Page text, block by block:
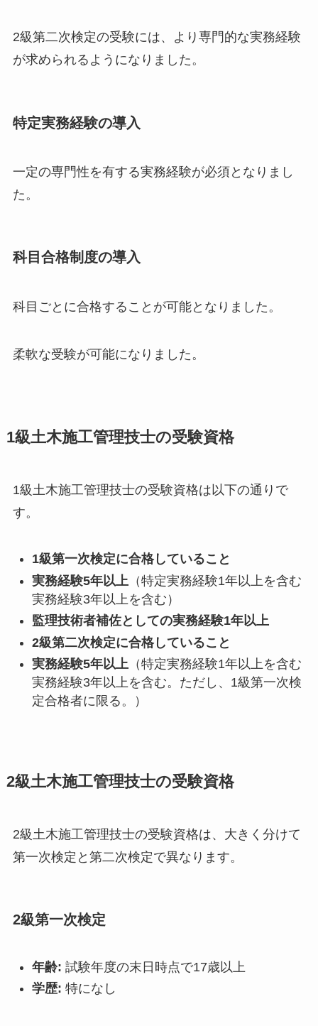
2級第二次検定の受験には、より専門的な実務経験
が求められるようになりました。
特定実務経験の導入
一定の専門性を有する実務経験が必須となりまし
た。
科目合格制度の導入
科目ごとに合格することが可能となりました。
柔軟な受験が可能になりました。
1級土木施工管理技士の受験資格
1級土木施工管理技士の受験資格は以下の通りで
す。
1級第一次検定に合格していること
実務経験5年以上 （特定実務経験1年以上を含む
実務経験3年以上を含む）
監理技術者補佐としての実務経験1年以上
2級第二次検定に合格していること
実務経験5年以上（特定実務経験1年以上を含む
実務経験3年以上を含む。ただし、1級第一次検
定合格者に限る。）
2級土木施工管理技士の受験資格
2級土木施工管理技士の受験資格は、大きく分けて
第一次検定と第二次検定で異なります。
2級第一次検定
年齢: 試験年度の末日時点で17歳以上
学歴: 特になし